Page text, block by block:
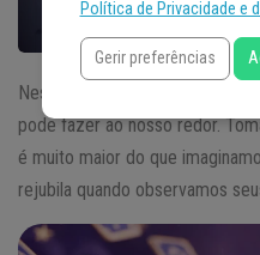
Neste
104, é destacado
pode fazer ao nosso redor.
é muito maior do que
rejubila quando observamos
Política de Privacidade e
Gerir preferências